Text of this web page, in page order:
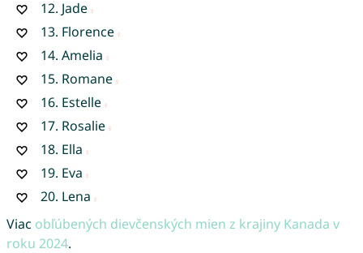
12. Jade
13. Florence
14. Amelia
15. Romane
16. Estelle
17. Rosalie
18. Ella
19. Eva
20. Lena
Viac obľúbených dievčenských mien z krajiny Kanada v
roku 2024.